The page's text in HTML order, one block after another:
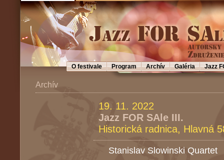
O festivale Program Archív Galéria Jazz
Archív
19. 11. 2022
Jazz FOR SAle III.
Historická radnica, Hlavná
Stanislav Slowinski Quartet